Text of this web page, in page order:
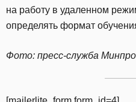
на работу в удаленном
определять формат
Фото: пресс-служба